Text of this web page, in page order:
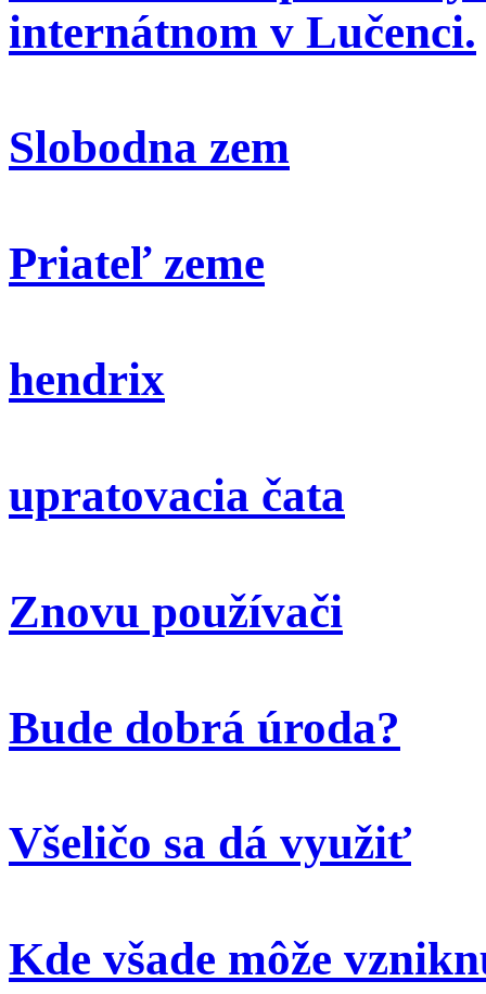
internátnom v Lučenci.
Slobodna zem
Priateľ zeme
hendrix
upratovacia čata
Znovu používači
Bude dobrá úroda?
Všeličo sa dá využiť
Kde všade môže